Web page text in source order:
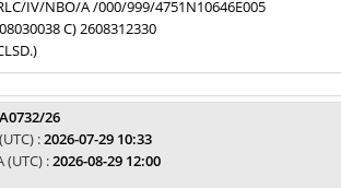
IV/NBO/A /000/999/4751N10646E005
C) 2608312330
A0732/26
:2026-07-29 10:33
:2026-08-29 12:00